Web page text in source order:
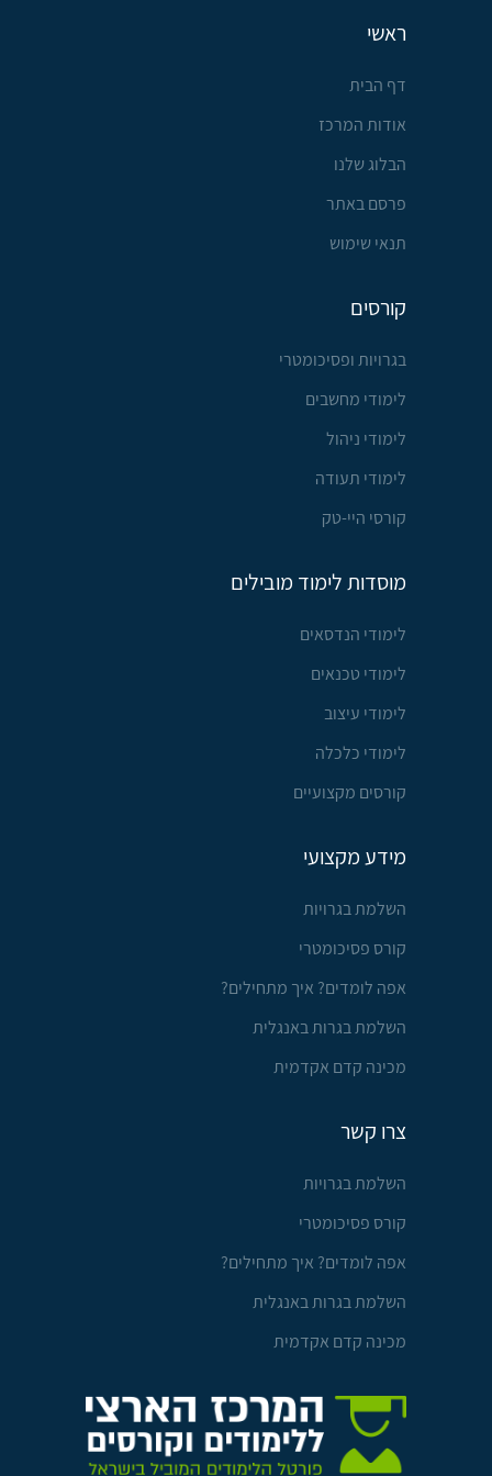
ראשי
דף הבית
אודות המרכז
הבלוג שלנו
פרסם באתר
תנאי שימוש
קורסים
בגרויות ופסיכומטרי
לימודי מחשבים
לימודי ניהול
לימודי תעודה
קורסי היי-טק
מוסדות לימוד מובילים
לימודי הנדסאים
לימודי טכנאים
לימודי עיצוב
לימודי כלכלה
קורסים מקצועיים
מידע מקצועי
השלמת בגרויות
קורס פסיכומטרי
אפה לומדים? איך מתחילים?
השלמת בגרות באנגלית
מכינה קדם אקדמית
צרו קשר
השלמת בגרויות
קורס פסיכומטרי
אפה לומדים? איך מתחילים?
השלמת בגרות באנגלית
מכינה קדם אקדמית